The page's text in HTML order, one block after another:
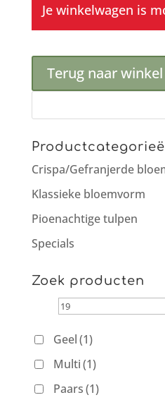
Je winkelwagen is
Terug naar winkel
Crispa/Gefranjerde
Klassieke bloemvorm
Pioenachtige tulpen
Specials
Zoek producten
Geel(1)
Multi(1)
Paars(1)